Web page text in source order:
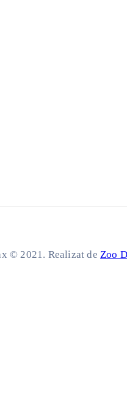
© 2021. Realizat deZoo